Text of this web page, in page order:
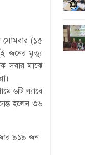
সোমবার (১৫
জনের মৃত্যু
সবার মাঝে
৬টি ল্যাবে
হলেন ৩৬
৯১৯ জন।